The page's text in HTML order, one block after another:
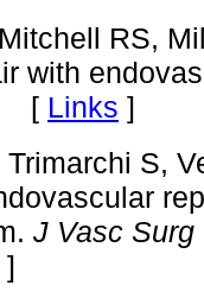
RS,
with
[ Links ]
S,
J Vasc Surg
]